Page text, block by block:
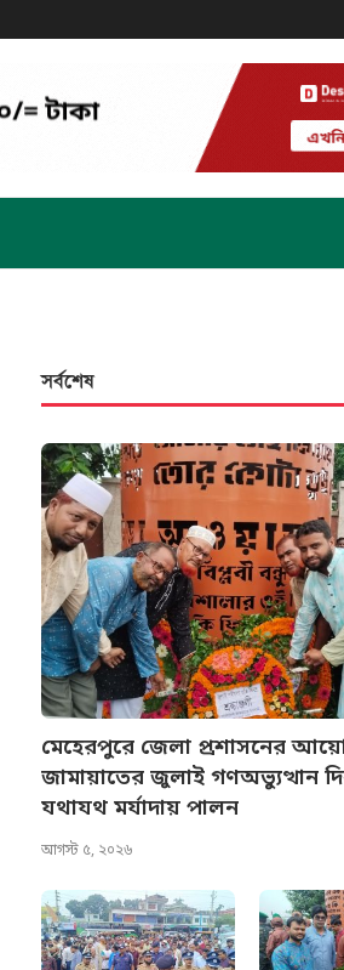
সর্বশেষ
মেহেরপুরে জেলা প্রশাসনের
জামায়াতের জুলাই গণঅভ্যুত্থান
যথাযথ মর্যাদায় পালন
আগস্ট ৫, ২০২৬